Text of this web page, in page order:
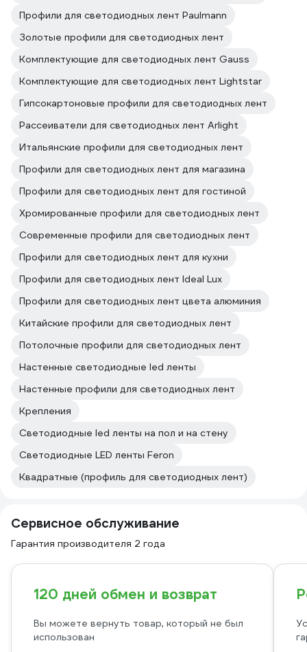
Профили для светодиодных лент Paulmann
Золотые профили для светодиодных лент
Комплектующие для светодиодных лент Gauss
Комплектующие для светодиодных лент Lightstar
Гипсокартоновые профили для светодиодных лент
Рассеиватели для светодиодных лент Arlight
Итальянские профили для светодиодных лент
Профили для светодиодных лент для магазина
Профили для светодиодных лент для гостиной
Хромированные профили для светодиодных лент
Современные профили для светодиодных лент
Профили для светодиодных лент для кухни
Профили для светодиодных лент Ideal Lux
Профили для светодиодных лент цвета алюминия
Китайские профили для светодиодных лент
Потолочные профили для светодиодных лент
Настенные светодиодные led ленты
Настенные профили для светодиодных лент
Крепления
Светодиодные led ленты на пол и на стену
Светодиодные LED ленты Feron
Квадратные (профиль для светодиодных лент)
Сервисное обслуживание
Гарантия производителя 2 года
120 дней обмен и возврат
Вы можете вернуть товар, который не был
использован